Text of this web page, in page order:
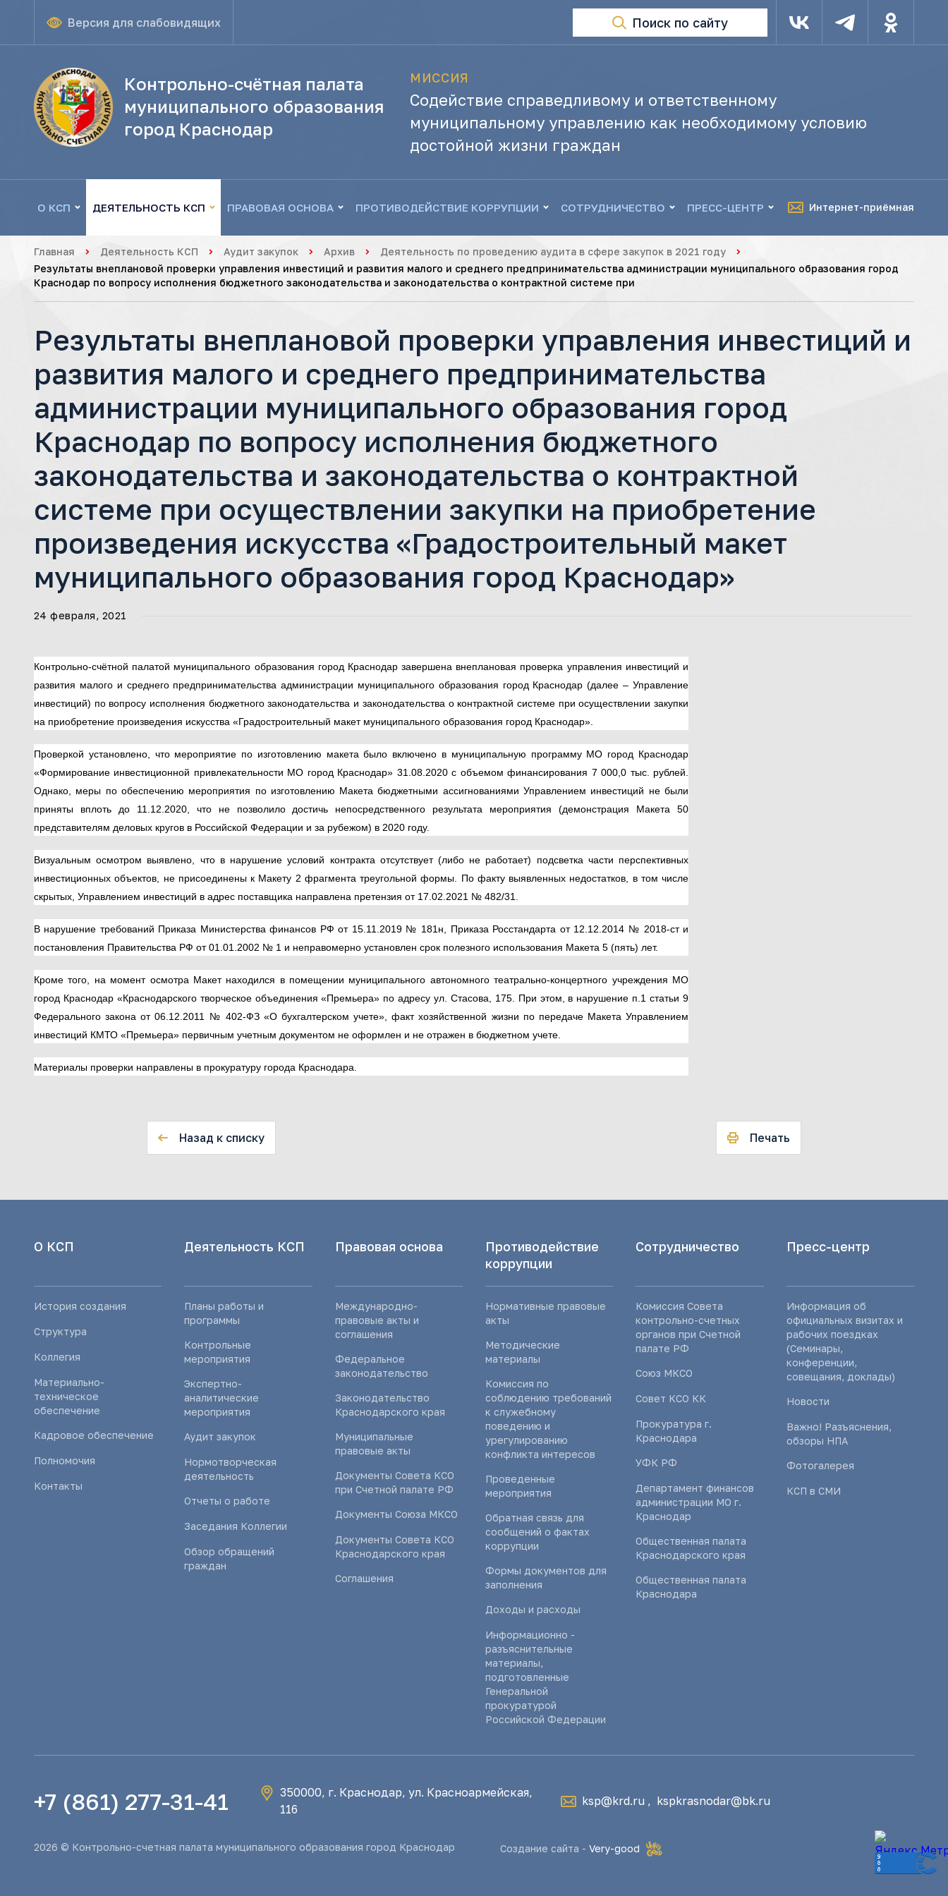
Версия для слабовидящих Поиск по сайту
Контрольно-счётная палата
муниципального образования
город Краснодар
МИССИЯ
Содействие справедливому и ответственному
муниципальному управлению как необходимому условию
достойной жизни граждан
О КСП ДЕЯТЕЛЬНОСТЬ КСП ПРАВОВАЯ ОСНОВА ПРОТИВОДЕЙСТВИЕ КОРРУПЦИИ СОТРУДНИЧЕСТВО ПРЕСС-ЦЕНТР Интернет-приёмная
Главная Деятельность КСП Аудит закупок Архив
Деятельность по проведению аудита в сфере закупок в 2021 году
Результаты внеплановой проверки управления инвестиций и развития малого и среднего предпринимательства администрации муниципального образования город
Краснодар по вопросу исполнения бюджетного законодательства и законодательства о контрактной системе при
Результаты внеплановой проверки управления инвестиций и
развития малого и среднего предпринимательства
администрации муниципального образования город
Краснодар по вопросу исполнения бюджетного
законодательства и законодательства о контрактной
системе при осуществлении закупки на приобретение
произведения искусства «Градостроительный макет
муниципального образования город Краснодар»
24 февраля, 2021
Контрольно-счётной палатой муниципального образования город Краснодар завершена внеплановая проверка управления инвестиций и
развития малого и среднего предпринимательства администрации муниципального образования город Краснодар (далее – Управление
инвестиций) по вопросу исполнения бюджетного законодательства и законодательства о контрактной системе при осуществлении закупки
на приобретение произведения искусства «Градостроительный макет муниципального образования город Краснодар».
Проверкой установлено, что мероприятие по изготовлению макета было включено в муниципальную программу МО город Краснодар
«Формирование инвестиционной привлекательности МО город Краснодар» 31.08.2020 с объемом финансирования 7 000,0 тыс. рублей.
Однако, меры по обеспечению мероприятия по изготовлению Макета бюджетными ассигнованиями Управлением инвестиций не были
приняты вплоть до 11.12.2020, что не позволило достичь непосредственного результата мероприятия (демонстрация Макета 50
представителям деловых кругов в Российской Федерации и за рубежом) в 2020 году.
Визуальным осмотром выявлено, что в нарушение условий контракта отсутствует (либо не работает) подсветка части перспективных
инвестиционных объектов, не присоединены к Макету 2 фрагмента треугольной формы. По факту выявленных недостатков, в том числе
скрытых, Управлением инвестиций в адрес поставщика направлена претензия от 17.02.2021 № 482/31.
В нарушение требований Приказа Министерства финансов РФ от 15.11.2019 № 181н, Приказа Росстандарта от 12.12.2014 № 2018-ст и
постановления Правительства РФ от 01.01.2002 № 1 и неправомерно установлен срок полезного использования Макета 5 (пять) лет.
Кроме того, на момент осмотра Макет находился в помещении муниципального автономного театрально-концертного учреждения МО
город Краснодар «Краснодарского творческое объединения «Премьера» по адресу ул. Стасова, 175. При этом, в нарушение п.1 статьи 9
Федерального закона от 06.12.2011 № 402-ФЗ «О бухгалтерском учете», факт хозяйственной жизни по передаче Макета Управлением
инвестиций КМТО «Премьера» первичным учетным документом не оформлен и не отражен в бюджетном учете.
Материалы проверки направлены в прокуратуру города Краснодара.
Назад к списку Печать
О КСП
История создания
Структура
Коллегия
Материально-
техническое
обеспечение
Кадровое обеспечение
Полномочия
Контакты
Деятельность КСП
Планы работы и
программы
Контрольные
мероприятия
Экспертно-
аналитические
мероприятия
Аудит закупок
Нормотворческая
деятельность
Отчеты о работе
Заседания Коллегии
Обзор обращений
граждан
Правовая основа
Международно-
правовые акты и
соглашения
Федеральное
законодательство
Законодательство
Краснодарского края
Муниципальные
правовые акты
Документы Совета КСО
при Счетной палате РФ
Документы Союза МКСО
Документы Совета КСО
Краснодарского края
Соглашения
Противодействие
коррупции
Нормативные правовые
акты
Методические
материалы
Комиссия по
соблюдению требований
к служебному
поведению и
урегулированию
конфликта интересов
Проведенные
мероприятия
Обратная связь для
сообщений о фактах
коррупции
Формы документов для
заполнения
Доходы и расходы
Информационно -
разъяснительные
материалы,
подготовленные
Генеральной
прокуратурой
Российской Федерации
Сотрудничество
Комиссия Совета
контрольно-счетных
органов при Счетной
палате РФ
Союз МКСО
Совет КСО КК
Прокуратура г.
Краснодара
УФК РФ
Департамент финансов
администрации МО г.
Краснодар
Общественная палата
Краснодарского края
Общественная палата
Краснодара
Пресс-центр
Информация об
официальных визитах и
рабочих поездках
(Семинары,
конференции,
совещания, доклады)
Новости
Важно! Разъяснения,
обзоры НПА
Фотогалерея
КСП в СМИ
+7 (861) 277-31-41
350000, г. Краснодар, ул. Красноармейская,
116
ksp@krd.ru , kspkrasnodar@bk.ru
2026 © Контрольно-счетная палата муниципального образования город Краснодар Создание сайта - Very-good